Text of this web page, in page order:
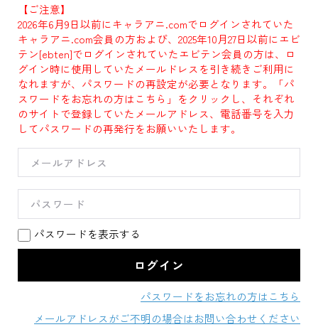
【ご注意】
2026年6月9日以前にキャラアニ.comでログインされていた
キャラアニ.com会員の方および、2025年10月27日以前にエビ
テン[ebten]でログインされていたエビテン会員の方は、ロ
グイン時に使用していたメールドレスを引き続きご利用に
なれますが、パスワードの再設定が必要となります。「パ
スワードをお忘れの方はこちら」をクリックし、それぞれ
のサイトで登録していたメールアドレス、電話番号を入力
してパスワードの再発行をお願いいたします。
パスワードを表示する
パスワードをお忘れの方はこちら
メールアドレスがご不明の場合はお問い合わせください